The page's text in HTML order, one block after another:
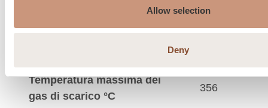
Allow selection
Deny
Temperatura massima dei
gas di scarico °C
356